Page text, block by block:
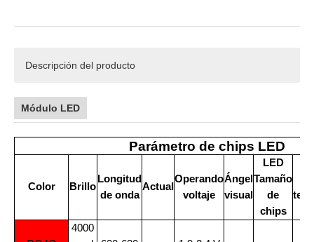
Descripción del producto
Módulo LED
Parámetro de chips LED
Color Brillo
Longitud
de onda
Actual
Operando
voltaje
Ángel
visual
LED
Tamaño
de
chips
4000